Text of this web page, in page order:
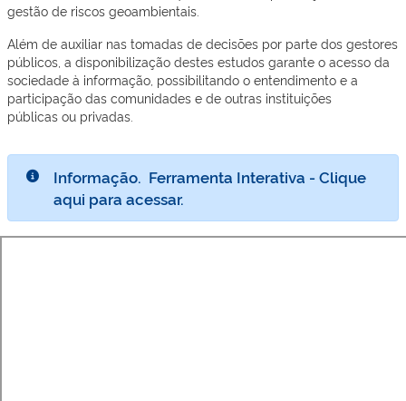
gestão de riscos geoambientais.
Além de auxiliar nas tomadas de decisões por parte dos gestores
públicos, a disponibilização destes estudos garante o acesso da
sociedade à informação, possibilitando o entendimento e a
participação das comunidades e de outras instituições
públicas ou privadas.
Informação. Ferramenta Interativa - Clique
aqui para acessar.